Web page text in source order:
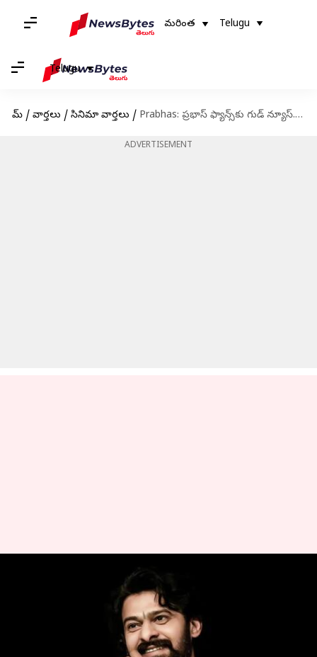
మరింత Telugu
Telugu
హోమ్ / వార్తలు / సినిమా వార్తలు / Prabhas: ప్రభాస్ ఫ్యాన్స్‌కు గుడ్ న్యూస్.. పోలీస్ ఆఫీసర్‌ పాత్రలో యంగ్ రెబల్ స్టార్!
ADVERTISEMENT
Prabhas: ప్రభాస్ ఫ్యాన్స్‌కు గుడ్
న్యూస్.. పోలీస్ ఆఫీసర్‌ పాత్రలో
యంగ్ రెబల్ స్టార్!
Dec 21, 2023 02:45 pm